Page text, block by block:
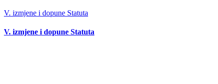
V. izmjene i dopune Statuta
V. izmjene i dopune Statuta